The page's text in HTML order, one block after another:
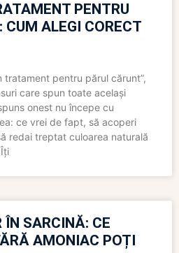
PENTRU
CUM ALEGI CORECT
tratament pentru părul cărunt”,
care spun toate același
onest nu începe cu
ce vrei de fapt, să acoperi
redai treptat culoarea naturală
ÎN SARCINĂ: CE
AMONIAC POȚI